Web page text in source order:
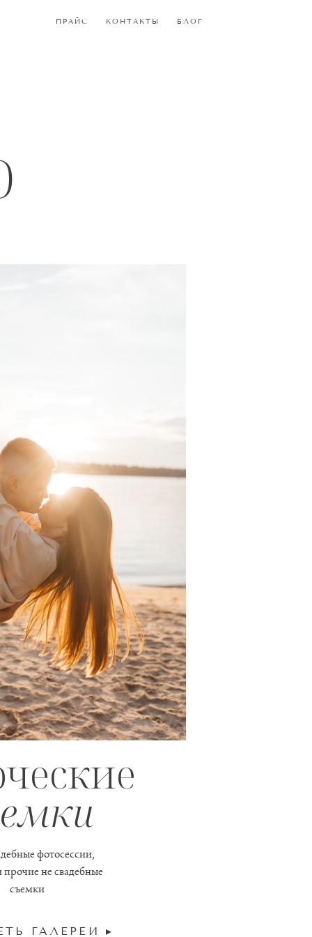
ПРАЙС КОНТАКТЫ БЛОГ
ПРАЙС КОНТАКТЫ БЛОГ
фотосессии,
прочие не свадебные
съемки
ГАЛЕРЕИ ▸